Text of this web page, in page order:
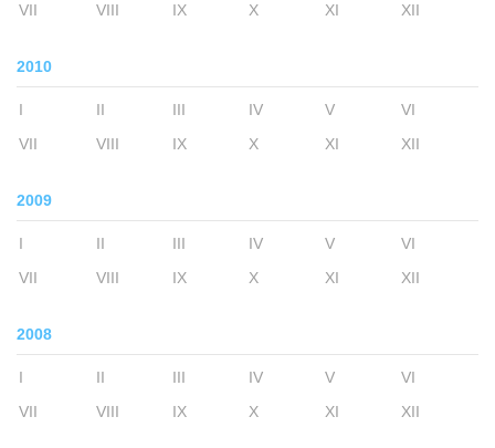
VII
VIII IX X XI XII
2010
I II III IV V
VI
VII
VIII IX X XI XII
2009
I II III IV V
VI
VII
VIII IX X XI XII
2008
I II III IV V
VI
VII
VIII IX X XI XII